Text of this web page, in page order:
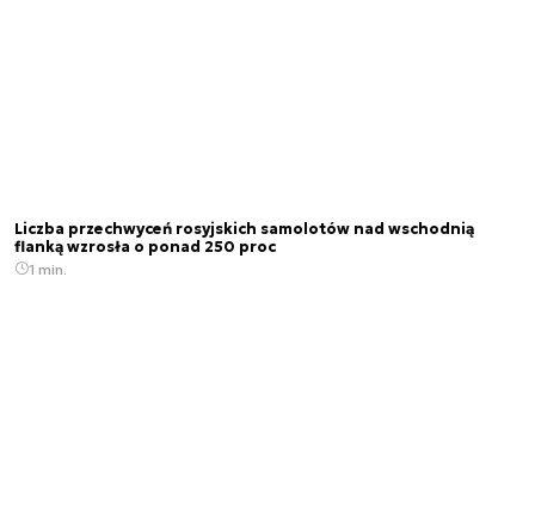
Liczba przechwyceń rosyjskich samolotów nad wschodnią
flanką wzrosła o ponad 250 proc
1 min.